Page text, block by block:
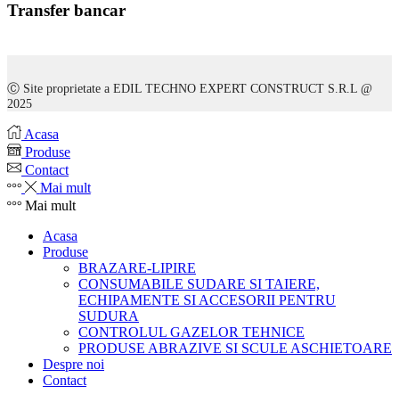
Transfer bancar
Ⓒ Site proprietate a EDIL TECHNO EXPERT CONSTRUCT S.R.L @
2025
Acasa
Produse
Contact
Mai mult
Mai mult
Acasa
Produse
BRAZARE-LIPIRE
CONSUMABILE SUDARE SI TAIERE,
ECHIPAMENTE SI ACCESORII PENTRU
SUDURA
CONTROLUL GAZELOR TEHNICE
PRODUSE ABRAZIVE SI SCULE ASCHIETOARE
Despre noi
Contact